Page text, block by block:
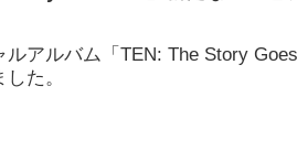
アルバム「TEN: The Story Goes
た。